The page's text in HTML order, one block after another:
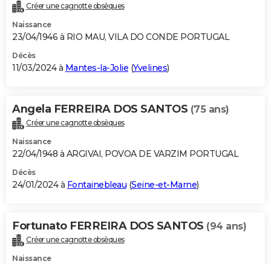
Créer une cagnotte obsèques
Naissance
23/04/1946 à RIO MAU, VILA DO CONDE PORTUGAL
Décès
11/03/2024 à Mantes-la-Jolie (Yvelines)
Angela FERREIRA DOS SANTOS (75 ans)
Créer une cagnotte obsèques
Naissance
22/04/1948 à ARGIVAI, POVOA DE VARZIM PORTUGAL
Décès
24/01/2024 à Fontainebleau (Seine-et-Marne)
Fortunato FERREIRA DOS SANTOS (94 ans)
Créer une cagnotte obsèques
Naissance